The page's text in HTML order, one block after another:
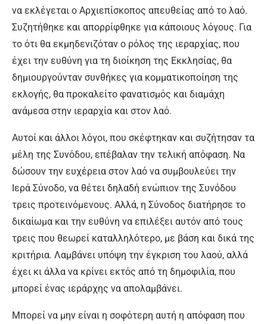
να εκλέγεται ο Αρχιεπίσκοπος απευθείας από το λαό.
Συζητήθηκε και απορρίφθηκε για κάποιους λόγους. Για
το ότι θα εκμηδενιζόταν ο ρόλος της ιεραρχίας, που
έχει την ευθύνη για τη διοίκηση της Εκκλησίας, θα
δημιουργούνταν συνθήκες για κομματικοποίηση της
εκλογής, θα προκαλείτο φανατισμός και διαμάχη
ανάμεσα στην ιεραρχία και στον λαό.
Αυτοί και άλλοι λόγοι, που σκέφτηκαν και συζήτησαν τα
μέλη της Συνόδου, επέβαλαν την τελική απόφαση. Να
δώσουν την ευχέρεια στον λαό να συμβουλεύει την
Ιερά Σύνοδο, να θέτει δηλαδή ενώπιον της Συνόδου
τρεις προτεινόμενους. Αλλά, η Σύνοδος διατήρησε το
δικαίωμα και την ευθύνη να επιλέξει αυτόν από τους
τρεις που θεωρεί καταλληλότερο, με βάση και δικά της
κριτήρια. Λαμβάνει υπόψη την έγκριση του λαού, αλλά
έχει κι άλλα να κρίνει εκτός από τη δημοφιλία, που
μπορεί ένας ιεράρχης να απολαμβάνει.
Μπορεί να μην είναι η σοφότερη αυτή η απόφαση που